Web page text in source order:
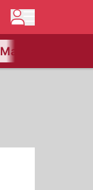
Matchcenter